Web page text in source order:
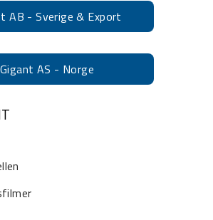
AB - Sverige & Export
Gigant AS - Norge